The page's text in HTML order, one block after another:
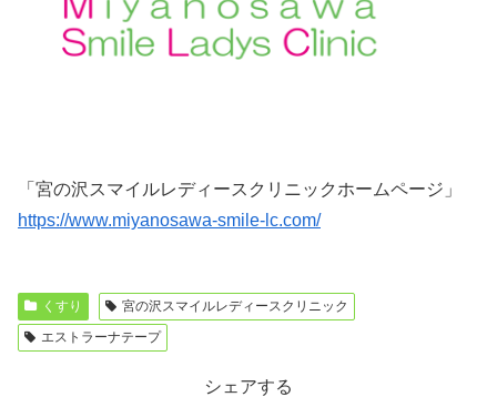
「宮の沢スマイルレディースクリニックホームページ」
https://www.miyanosawa-smile-lc.com/
くすり
宮の沢スマイルレディースクリニック
エストラーナテープ
シェアする